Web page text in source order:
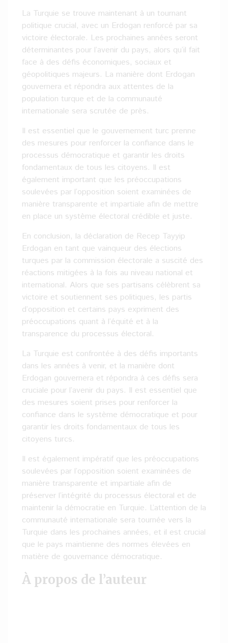
La Turquie se trouve maintenant à un tournant
politique crucial, avec un Erdogan renforcé par sa
victoire électorale. Les prochaines années seront
déterminantes pour l’avenir du pays, alors qu’il fait
face à des défis économiques, sociaux et
géopolitiques majeurs. La manière dont Erdogan
gouvernera et répondra aux attentes de la
population turque et de la communauté
internationale sera scrutée de près.
Il est essentiel que le gouvernement turc prenne
des mesures pour renforcer la confiance dans le
processus démocratique et garantir les droits
fondamentaux de tous les citoyens. Il est
également important que les préoccupations
soulevées par l’opposition soient examinées de
manière transparente et impartiale afin de mettre
en place un système électoral crédible et juste.
En conclusion, la déclaration de Recep Tayyip
Erdogan en tant que vainqueur des élections
turques par la commission électorale a suscité des
réactions mitigées à la fois au niveau national et
international. Alors que ses partisans célèbrent sa
victoire et soutiennent ses politiques, les partis
d’opposition et certains pays expriment des
préoccupations quant à l’équité et à la
transparence du processus électoral.
La Turquie est confrontée à des défis importants
dans les années à venir, et la manière dont
Erdogan gouvernera et répondra à ces défis sera
cruciale pour l’avenir du pays. Il est essentiel que
des mesures soient prises pour renforcer la
confiance dans le système démocratique et pour
garantir les droits fondamentaux de tous les
citoyens turcs.
Il est également impératif que les préoccupations
soulevées par l’opposition soient examinées de
manière transparente et impartiale afin de
préserver l’intégrité du processus électoral et de
maintenir la démocratie en Turquie. L’attention de la
communauté internationale sera tournée vers la
Turquie dans les prochaines années, et il est crucial
que le pays maintienne des normes élevées en
matière de gouvernance démocratique.
À propos de l’auteur